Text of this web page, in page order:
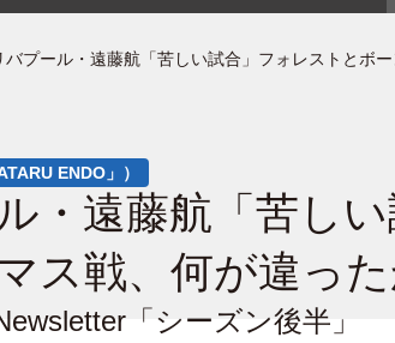
バプール・遠藤航「苦しい試合」フォレストとボ
ENDO」）
・遠藤航「苦し
ス戦、何が違った
「シーズン後半」